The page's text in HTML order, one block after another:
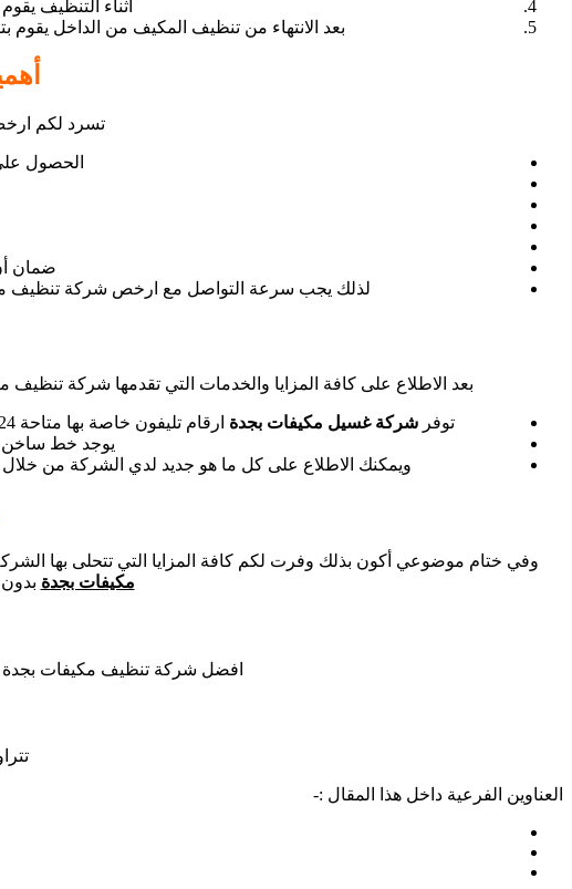
أثناء التنظيف
بعد الانتهاء من تنظيف المكيف من الداخل
تسرد لكم
الحصول
ضمان
لذلك يجب سرعة التواصل مع ارخص شركة تنظيف
بعد الاطلاع على كافة المزايا والخدمات التي تقدمها شركة
توفر شركة غسيل مكيفات بجدة ارقام تليفون خاصة بها متاحة 24 ساعة في خدمة العملاء، وفي انتظار استفساراتكم وإمكانية الحجز بوسيلة الاتصال حرصاً على وقت وجهد جميع العملاء.
يوجد خط ساخن
ويمكنك الاطلاع على كل ما هو جديد لدي الشركة من خلال
وفي ختام موضوعي أكون بذلك وفرت لكم كافة المزايا التي تتحلى بها
مكيفات بجدة
افضل شركة تنظيف مكيفات بجدة
العناوين الفرعية داخل هذا المقال :-